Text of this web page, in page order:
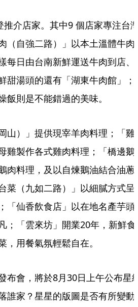
推介店家。其中9 個店家專注台
（自強二路）」以本土溫體牛肉
每日由台南新鮮運送牛肉到店、
甜湯頭的還有「湖東牛肉館」；
飯則是不能錯過的美味。
山）」提供現宰羊肉料理；「雞
雞製作各式雞肉料理；「橋邊鵝
肉料理，及以自煉鵝油結合油蔥
菜（九如二路）」以細膩方式呈
「仙香飲食店」以在地名產芋頭
；「雲來坊」開業20年，新鮮食
，用餐氣氛輕鬆自在。
布會，將於8月30日上午公布星
誰家？星星的版圖是否有所變動